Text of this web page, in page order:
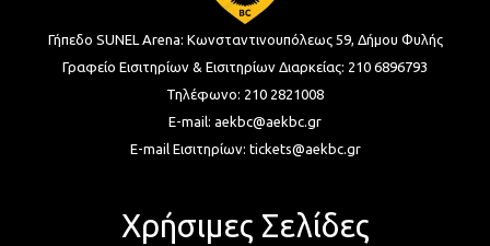
Γήπεδο SUNEL Arena: Κωνσταντινουπόλεως 59, Δήμου Φυλής
Γραφείο Εισιτηρίων & Εισιτηρίων Διαρκείας: 210 6896793
Τηλέφωνο: 210 2821008
E-mail: aekbc@aekbc.gr
E-mail Εισιτηρίων: tickets@aekbc.gr
Χρήσιμες Σελίδες